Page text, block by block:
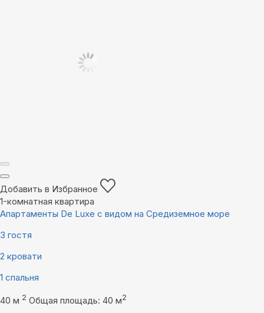
Добавить в Избранное
1-комнатная квартира
Апартаменты De Luxe с видом на Средиземное море
3 гостя
2 кровати
1 спальня
40 м 2 Общая площадь: 40 м2